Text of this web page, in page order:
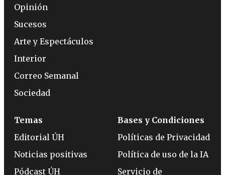
Opinión
Sucesos
Arte y Espectáculos
Interior
Correo Semanal
Sociedad
Temas
Editorial ÚH
Noticias positivas
Pódcast ÚH
Bases y Condiciones
Políticas de Privacidad
Política de uso de la IA
Servicio de